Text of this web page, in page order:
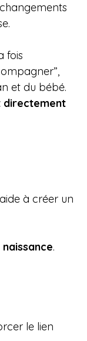
fois
et du bébé.
directement
à créer un
.
le lien